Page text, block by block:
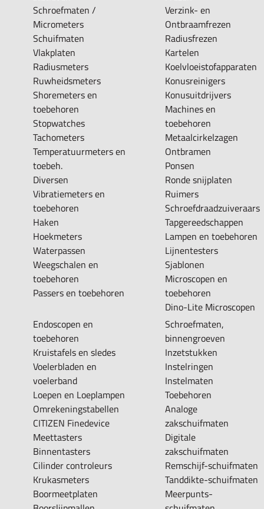
Schroefmaten /
Micrometers
Schuifmaten
Vlakplaten
Radiusmeters
Ruwheidsmeters
Shoremeters en
toebehoren
Stopwatches
Tachometers
Temperatuurmeters en
toebeh.
Diversen
Vibratiemeters en
toebehoren
Haken
Hoekmeters
Waterpassen
Weegschalen en
toebehoren
Passers en toebehoren
Verzink- en
Ontbraamfrezen
Radiusfrezen
Kartelen
Koelvloeistofapparaten
Konusreinigers
Konusuitdrijvers
Machines en
toebehoren
Metaalcirkelzagen
Ontbramen
Ponsen
Ronde snijplaten
Ruimers
Schroefdraadzuiveraars
Tapgereedschappen
Lampen en toebehoren
Lijnentesters
Sjablonen
Microscopen en
toebehoren
Dino-Lite Microscopen
Endoscopen en
toebehoren
Kruistafels en sledes
Voelerbladen en
voelerband
Loepen en Loeplampen
Omrekeningstabellen
CITIZEN Finedevice
Meettasters
Binnentasters
Cilinder controleurs
Krukasmeters
Boormeetplaten
Schroefmaten,
binnengroeven
Inzetstukken
Instelringen
Instelmaten
Toebehoren
Analoge
zakschuifmaten
Digitale
zakschuifmaten
Remschijf-schuifmaten
Tanddikte-schuifmaten
Meerpunts-